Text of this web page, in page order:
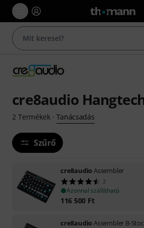
cre8audio
2 Termékek· Tanácsadás
Szűrő
cre8audioAssembler
2
Azonnal szállítható
116 500 Ft
cre8audioAssembler B-